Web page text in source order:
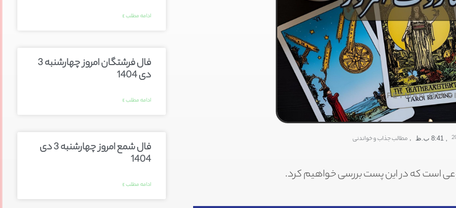
PEYMAN OMIDI
, 8:41 ب.ظ مطالب جذاب و خواندنی
ادامه مطلب »
فال فرشتگان امروز چهارشنبه 3
دی 1404
ادامه مطلب »
فال شمع امروز چهارشنبه 3 دی
1404
ادامه مطلب »